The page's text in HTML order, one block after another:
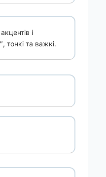
і
тонкі та важкі.